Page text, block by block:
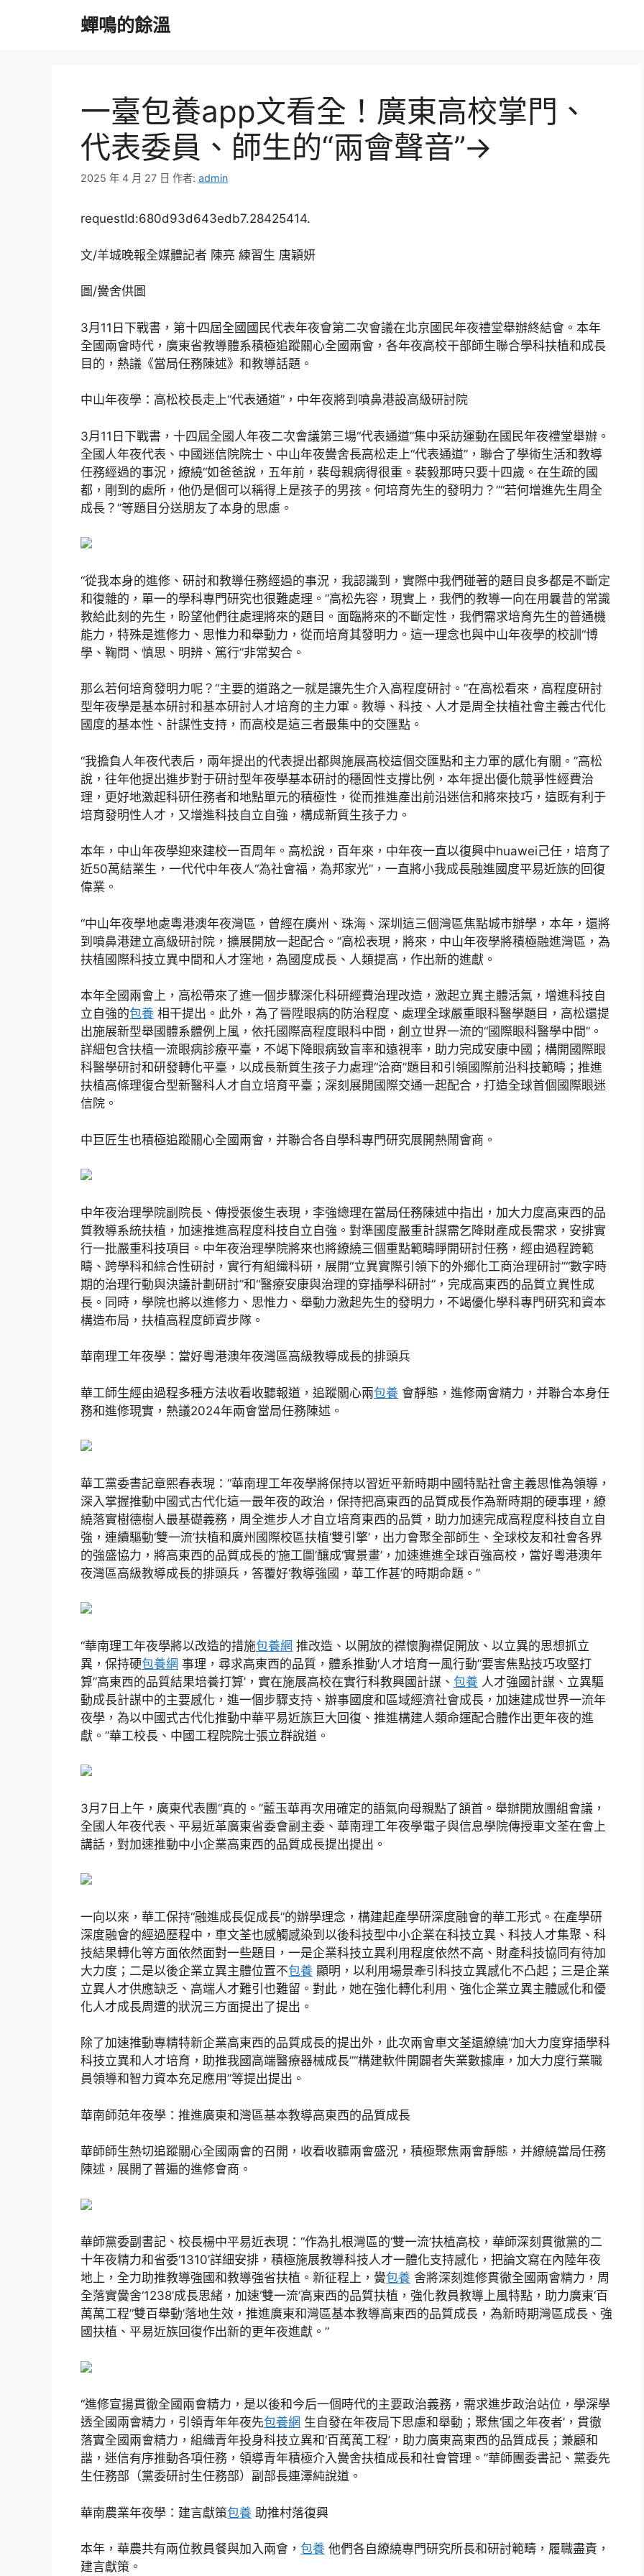
蟬鳴的餘溫
一臺包養app文看全！廣東高校掌門、
代表委員、師生的“兩會聲音”→
2025 年 4 月 27 日 作者: admin
requestId:680d93d643edb7.28425414.
文/羊城晚報全媒體記者 陳亮 練習生 唐穎妍
圖/黌舍供圖
3月11日下戰書，第十四屆全國國民代表年夜會第二次會議在北京國民年夜禮堂舉辦終結會。本年
全國兩會時代，廣東省教導體系積極追蹤關心全國兩會，各年夜高校干部師生聯合學科扶植和成長
目的，熱議《當局任務陳述》和教導話題。
中山年夜學：高松校長走上“代表通道”，中年夜將到噴鼻港設高級研討院
3月11日下戰書，十四屆全國人年夜二次會議第三場“代表通道”集中采訪運動在國民年夜禮堂舉辦。
全國人年夜代表、中國迷信院院士、中山年夜黌舍長高松走上“代表通道”，聯合了學術生活和教導
任務經過的事況，繚繞“如爸爸說，五年前，裴母親病得很重。裴毅那時只要十四歲。在生疏的國
都，剛到的處所，他仍是個可以稱得上是孩子的男孩。何培育先生的發明力？”“若何增進先生周全
成長？”等題目分送朋友了本身的思慮。
“從我本身的進修、研討和教導任務經過的事況，我認識到，實際中我們碰著的題目良多都是不斷定
和復雜的，單一的學科專門研究也很難處理。”高松先容，現實上，我們的教導一向在用曩昔的常識
教給此刻的先生，盼望他們往處理將來的題目。面臨將來的不斷定性，我們需求培育先生的普通機
能力，特殊是進修力、思惟力和舉動力，從而培育其發明力。這一理念也與中山年夜學的校訓“博
學、鞠問、慎思、明辨、篤行”非常契合。
那么若何培育發明力呢？“主要的道路之一就是讓先生介入高程度研討。”在高松看來，高程度研討
型年夜學是基本研討和基本研討人才培育的主力軍。教導、科技、人才是周全扶植社會主義古代化
國度的基本性、計謀性支持，而高校是這三者最集中的交匯點。
“我擔負人年夜代表后，兩年提出的代表提出都與施展高校這個交匯點和主力軍的感化有關。”高松
說，往年他提出進步對于研討型年夜學基本研討的穩固性支撐比例，本年提出優化競爭性經費治
理，更好地激起科研任務者和地點單元的積極性，從而推進產出前沿迷信和將來技巧，這既有利于
培育發明性人才，又增進科技自立自強，構成新質生孩子力。
本年，中山年夜學迎來建校一百周年。高松說，百年來，中年夜一直以復興中huawei己任，培育了
近50萬結業生，一代代中年夜人“為社會福，為邦家光”，一直將小我成長融進國度平易近族的回復
偉業。
“中山年夜學地處粵港澳年夜灣區，曾經在廣州、珠海、深圳這三個灣區焦點城市辦學，本年，還將
到噴鼻港建立高級研討院，擴展開放一起配合。”高松表現，將來，中山年夜學將積極融進灣區，為
扶植國際科技立異中間和人才窪地，為國度成長、人類提高，作出新的進獻。
本年全國兩會上，高松帶來了進一個步驟深化科研經費治理改造，激起立異主體活氣，增進科技自
立自強的包養 相干提出。此外，為了晉陞眼病的防治程度、處理全球嚴重眼科醫學題目，高松還提
出施展新型舉國體系體例上風，依托國際高程度眼科中間，創立世界一流的“國際眼科醫學中間”。
詳細包含扶植一流眼病診療平臺，不竭下降眼病致盲率和遠視率，助力完成安康中國；構開國際眼
科醫學研討和研發轉化平臺，以成長新質生孩子力處理“洽商”題目和引領國際前沿科技範疇；推進
扶植高條理復合型新醫科人才自立培育平臺；深刻展開國際交通一起配合，打造全球首個國際眼迷
信院。
中巨匠生也積極追蹤關心全國兩會，并聯合各自學科專門研究展開熱鬧會商。
中年夜治理學院副院長、傳授張俊生表現，李強總理在當局任務陳述中指出，加大力度高東西的品
質教導系統扶植，加速推進高程度科技自立自強。對準國度嚴重計謀需乞降財產成長需求，安排實
行一批嚴重科技項目。中年夜治理學院將來也將繚繞三個重點範疇睜開研討任務，經由過程跨範
疇、跨學科和綜合性研討，實行有組織科研，展開“立異實際引領下的外鄉化工商治理研討”“數字時
期的治理行動與決議計劃研討”和“醫療安康與治理的穿插學科研討”，完成高東西的品質立異性成
長。同時，學院也將以進修力、思惟力、舉動力激起先生的發明力，不竭優化學科專門研究和資本
構造布局，扶植高程度師資步隊。
華南理工年夜學：當好粵港澳年夜灣區高級教導成長的排頭兵
華工師生經由過程多種方法收看收聽報道，追蹤關心兩包養 會靜態，進修兩會精力，并聯合本身任
務和進修現實，熱議2024年兩會當局任務陳述。
華工黨委書記章熙春表現：“華南理工年夜學將保持以習近平新時期中國特點社會主義思惟為領導，
深入掌握推動中國式古代化這一最年夜的政治，保持把高東西的品質成長作為新時期的硬事理，繚
繞落實樹德樹人最基礎義務，周全進步人才自立培育東西的品質，助力加速完成高程度科技自立自
強，連續驅動‘雙一流’扶植和廣州國際校區扶植‘雙引擎’，出力會聚全部師生、全球校友和社會各界
的強盛協力，將高東西的品質成長的‘施工圖’釀成‘實景畫’，加速進進全球百強高校，當好粵港澳年
夜灣區高級教導成長的排頭兵，答覆好‘教導強國，華工作甚’的時期命題。”
“華南理工年夜學將以改造的措施包養網 推改造、以開放的襟懷胸襟促開放、以立異的思想抓立
異，保持硬包養網 事理，尋求高東西的品質，體系推動‘人才培育一風行動’‘要害焦點技巧攻堅打
算’‘高東西的品質結果培養打算’，實在施展高校在實行科教興國計謀、 包養 人才強國計謀、立異驅
動成長計謀中的主要感化，進一個步驟支持、辦事國度和區域經濟社會成長，加速建成世界一流年
夜學，為以中國式古代化推動中華平易近族巨大回復、推進構建人類命運配合體作出更年夜的進
獻。”華工校長、中國工程院院士張立群說道。
3月7日上午，廣東代表團“真的。”藍玉華再次用確定的語氣向母親點了頷首。舉辦開放團組會議，
全國人年夜代表、平易近革廣東省委會副主委、華南理工年夜學電子與信息學院傳授車文荃在會上
講話，對加速推動中小企業高東西的品質成長提出提出。
一向以來，華工保持“融進成長促成長”的辦學理念，構建起產學研深度融會的華工形式。在產學研
深度融會的經過歷程中，車文荃也感觸感染到以後科技型中小企業在科技立異、科技人才集聚、科
技結果轉化等方面依然面對一些題目，一是企業科技立異利用程度依然不高、財產科技協同有待加
大力度；二是以後企業立異主體位置不包養 顯明，以利用場景牽引科技立異感化不凸起；三是企業
立異人才供應缺乏、高端人才難引也難留。對此，她在強化轉化利用、強化企業立異主體感化和優
化人才成長周遭的狀況三方面提出了提出。
除了加速推動專精特新企業高東西的品質成長的提出外，此次兩會車文荃還繚繞“加大力度穿插學科
科技立異和人才培育，助推我國高端醫療器械成長”“構建軟件開闢者失業數據庫，加大力度行業職
員領導和智力資本充足應用”等提出提出。
華南師范年夜學：推進廣東和灣區基本教導高東西的品質成長
華師師生熱切追蹤關心全國兩會的召開，收看收聽兩會盛況，積極聚焦兩會靜態，并繚繞當局任務
陳述，展開了普遍的進修會商。
華師黨委副書記、校長楊中平易近表現：“作為扎根灣區的‘雙一流’扶植高校，華師深刻貫徹黨的二
十年夜精力和省委‘1310’詳細安排，積極施展教導科技人才一體化支持感化，把論文寫在內陸年夜
地上，全力助推教導強國和教導強省扶植。新征程上，黌包養 舍將深刻進修貫徹全國兩會精力，周
全落實黌舍‘1238’成長思緒，加速‘雙一流’高東西的品質扶植，強化教員教導上風特點，助力廣東‘百
萬萬工程’‘雙百舉動’落地生效，推進廣東和灣區基本教導高東西的品質成長，為新時期灣區成長、強
國扶植、平易近族回復作出新的更年夜進獻。”
“進修宣揚貫徹全國兩會精力，是以後和今后一個時代的主要政治義務，需求進步政治站位，學深學
透全國兩會精力，引領青年年夜先包養網 生自發在年夜局下思慮和舉動；聚焦‘國之年夜者’，貫徹
落實全國兩會精力，組織青年投身科技立異和‘百萬萬工程’，助力廣東高東西的品質成長；兼顧和
諧，迷信有序推動各項任務，領導青年積極介入黌舍扶植成長和社會管理。”華師團委書記、黨委先
生任務部（黨委研討生任務部）副部長連澤純說道。
華南農業年夜學：建言獻策包養 助推村落復興
本年，華農共有兩位教員餐與加入兩會， 包養 他們各自繚繞專門研究所長和研討範疇，履職盡責，
建言獻策。